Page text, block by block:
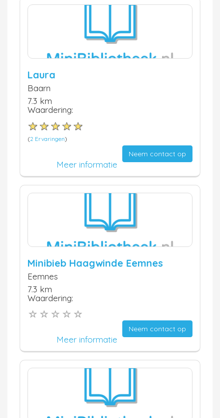
Laura
Baarn
7.3 km
Waardering:
(2 Ervaringen)
Neem contact op
Meer informatie
Minibieb Haagwinde Eemnes
Eemnes
7.3 km
Waardering:
Neem contact op
Meer informatie